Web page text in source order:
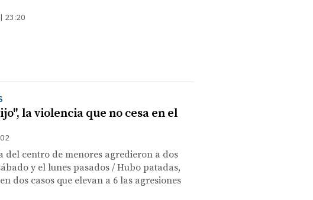
23:20
la violencia que no cesa en el
centro de menores agredieron a dos
y el lunes pasados / Hubo patadas,
dos casos que elevan a 6 las agresiones